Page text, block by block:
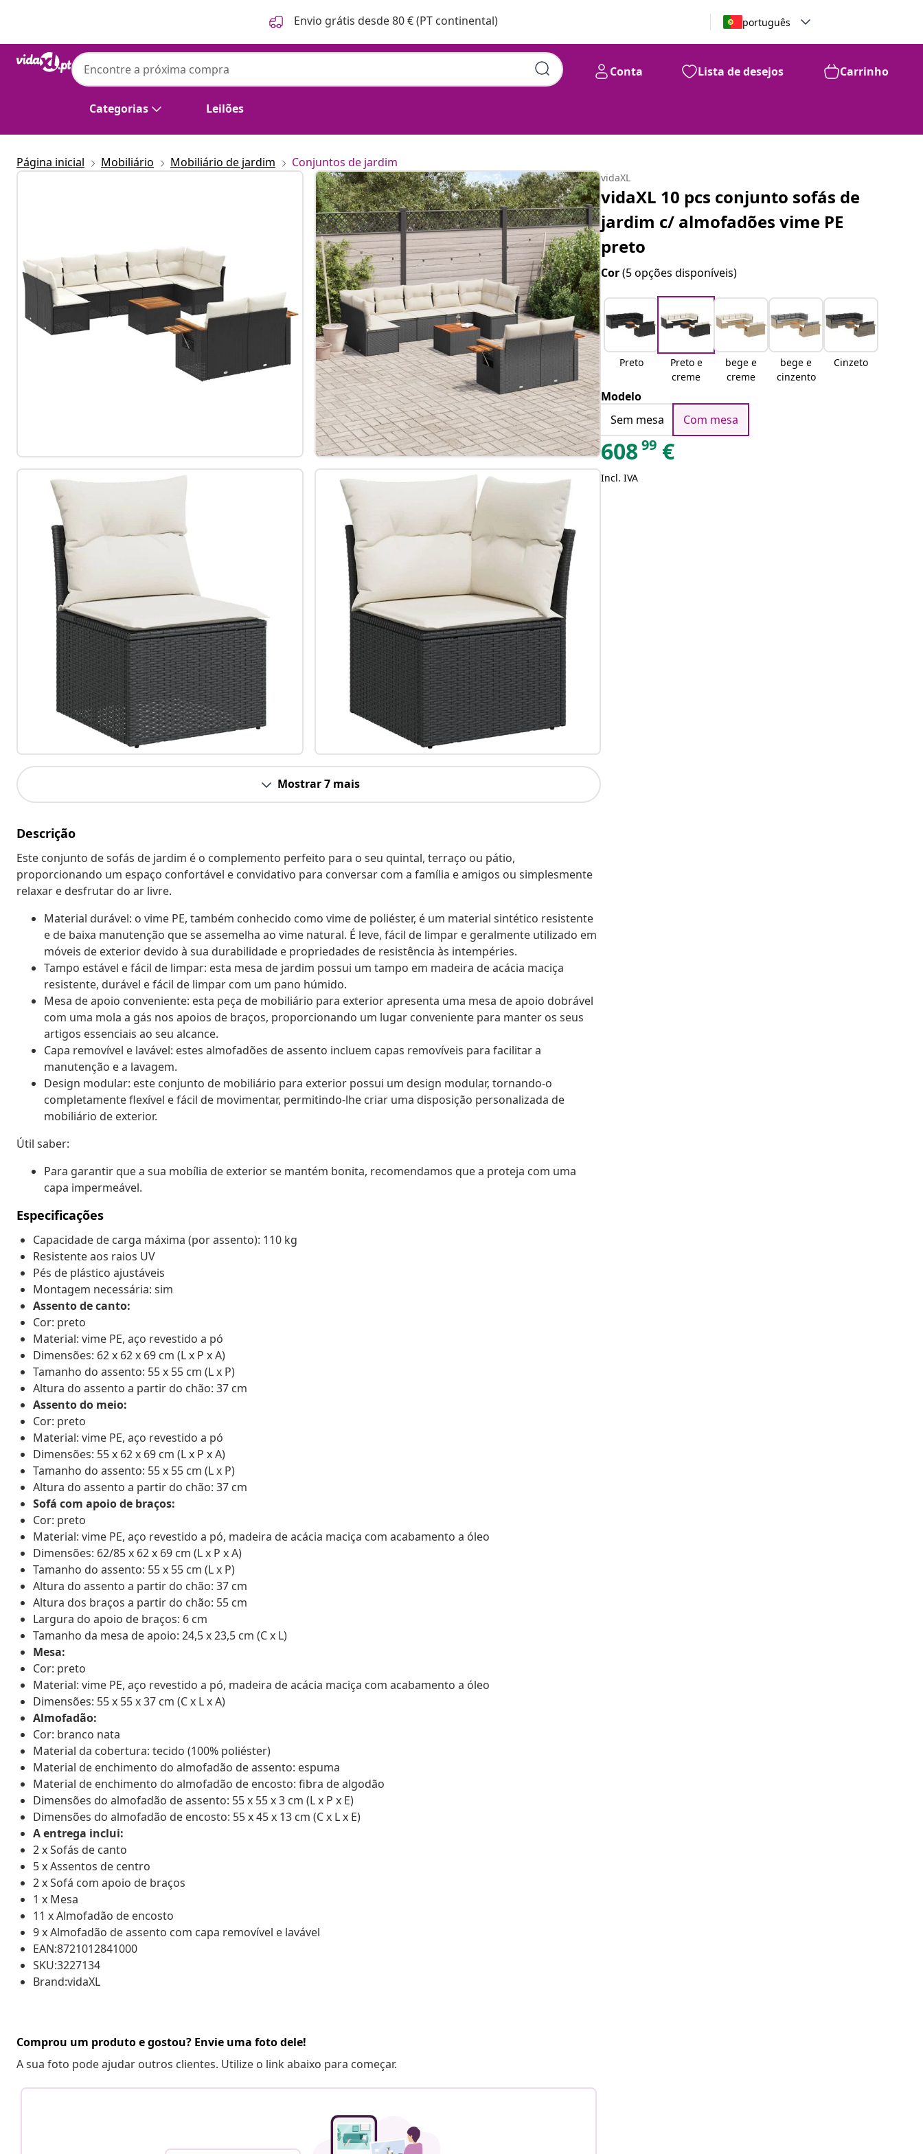
Envio grátis desde 80 € (PT continental) português
Categorias Leilões
Conta Lista de desejos Carrinho
Página inicial Mobiliário Mobiliário de jardim Conjuntos de jardim
Mostrar 7 mais
Descrição
Este conjunto de sofás de jardim é o complemento perfeito para o seu quintal, terraço ou pátio,
proporcionando um espaço confortável e convidativo para conversar com a família e amigos ou simplesmente
relaxar e desfrutar do ar livre.
Material durável: o vime PE, também conhecido como vime de poliéster, é um material sintético resistente
e de baixa manutenção que se assemelha ao vime natural. É leve, fácil de limpar e geralmente utilizado em
móveis de exterior devido à sua durabilidade e propriedades de resistência às intempéries.
Tampo estável e fácil de limpar: esta mesa de jardim possui um tampo em madeira de acácia maciça
resistente, durável e fácil de limpar com um pano húmido.
Mesa de apoio conveniente: esta peça de mobiliário para exterior apresenta uma mesa de apoio dobrável
com uma mola a gás nos apoios de braços, proporcionando um lugar conveniente para manter os seus
artigos essenciais ao seu alcance.
Capa removível e lavável: estes almofadões de assento incluem capas removíveis para facilitar a
manutenção e a lavagem.
Design modular: este conjunto de mobiliário para exterior possui um design modular, tornando-o
completamente flexível e fácil de movimentar, permitindo-lhe criar uma disposição personalizada de
mobiliário de exterior.
Útil saber:
Para garantir que a sua mobília de exterior se mantém bonita, recomendamos que a proteja com uma
capa impermeável.
Especificações
Capacidade de carga máxima (por assento): 110 kg
Resistente aos raios UV
Pés de plástico ajustáveis
Montagem necessária: sim
Assento de canto:
Cor: preto
Material: vime PE, aço revestido a pó
Dimensões: 62 x 62 x 69 cm (L x P x A)
Tamanho do assento: 55 x 55 cm (L x P)
Altura do assento a partir do chão: 37 cm
Assento do meio:
Cor: preto
Material: vime PE, aço revestido a pó
Dimensões: 55 x 62 x 69 cm (L x P x A)
Tamanho do assento: 55 x 55 cm (L x P)
Altura do assento a partir do chão: 37 cm
Sofá com apoio de braços:
Cor: preto
Material: vime PE, aço revestido a pó, madeira de acácia maciça com acabamento a óleo
Dimensões: 62/85 x 62 x 69 cm (L x P x A)
Tamanho do assento: 55 x 55 cm (L x P)
Altura do assento a partir do chão: 37 cm
Altura dos braços a partir do chão: 55 cm
Largura do apoio de braços: 6 cm
Tamanho da mesa de apoio: 24,5 x 23,5 cm (C x L)
Mesa:
Cor: preto
Material: vime PE, aço revestido a pó, madeira de acácia maciça com acabamento a óleo
Dimensões: 55 x 55 x 37 cm (C x L x A)
Almofadão:
Cor: branco nata
Material da cobertura: tecido (100% poliéster)
Material de enchimento do almofadão de assento: espuma
Material de enchimento do almofadão de encosto: fibra de algodão
Dimensões do almofadão de assento: 55 x 55 x 3 cm (L x P x E)
Dimensões do almofadão de encosto: 55 x 45 x 13 cm (C x L x E)
A entrega inclui:
2 x Sofás de canto
5 x Assentos de centro
2 x Sofá com apoio de braços
1 x Mesa
11 x Almofadão de encosto
9 x Almofadão de assento com capa removível e lavável
EAN:8721012841000
SKU:3227134
Brand:vidaXL
Comprou um produto e gostou? Envie uma foto dele!
A sua foto pode ajudar outros clientes. Utilize o link abaixo para começar.
vidaXL
vidaXL 10 pcs conjunto sofás de
jardim c/ almofadões vime PE
preto
Cor(5 opções disponíveis)
Preto
Preto e
creme
bege e
creme
bege e
cinzento
Cinzeto
Modelo
Sem mesa
Com mesa
60899 €
Incl. IVA